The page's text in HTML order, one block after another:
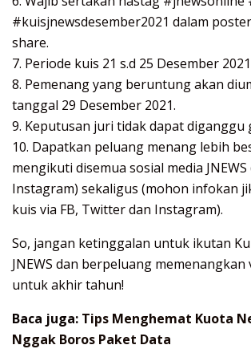
#kuisjnewsdesember2021 dalam
share.
7. Periode kuis 21 s.d 25 Desember
8. Pemenang yang beruntung akan
tanggal 29 Desember 2021.
9. Keputusan juri tidak dapat diganggu
10. Dapatkan peluang menang lebih
mengikuti disemua sosial media
Instagram) sekaligus (mohon infokan
kuis via FB, Twitter dan Instagram).
So, jangan ketinggalan untuk ikutan
JNEWS dan berpeluang
untuk akhir tahun!
Baca juga: Tips Menghemat Kuota
Nggak Boros Paket Data